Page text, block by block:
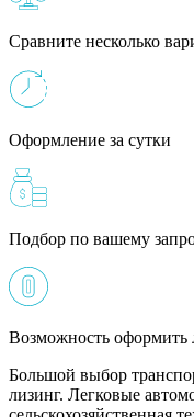
Сравните несколько
Оформление за сутки
Подбор по вашему
Возможность оформить
Большой выбор
лизинг. Легковые